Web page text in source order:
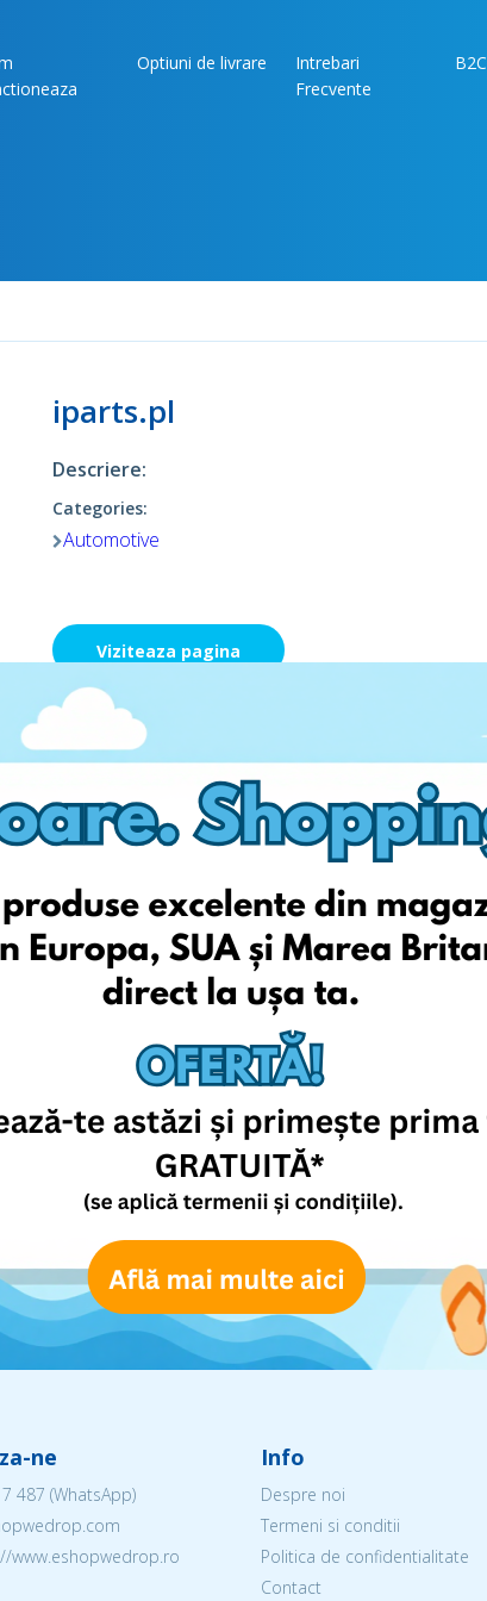
Optiuni de livrare
Intrebari
Frecvente
B2C
iparts.pl
Descriere:
Categories:
Automotive
Viziteaza pagina
ne
487 (WhatsApp)
www.eshopwedrop.ro
Info
Despre noi
Termeni si conditii
Politica de confidentialitate
Contact